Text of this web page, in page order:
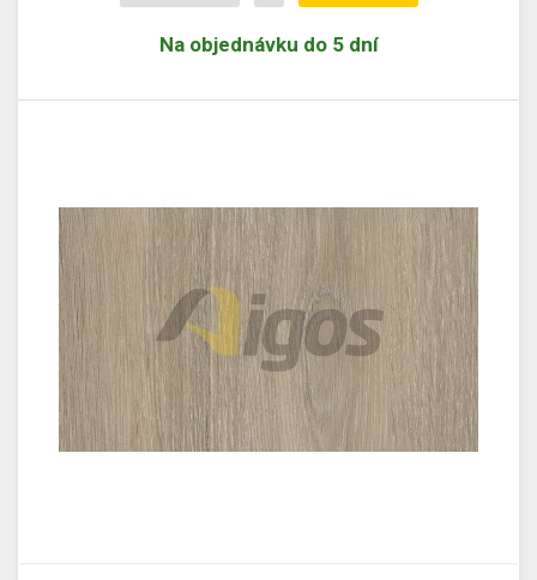
Na objednávku do 5 dní